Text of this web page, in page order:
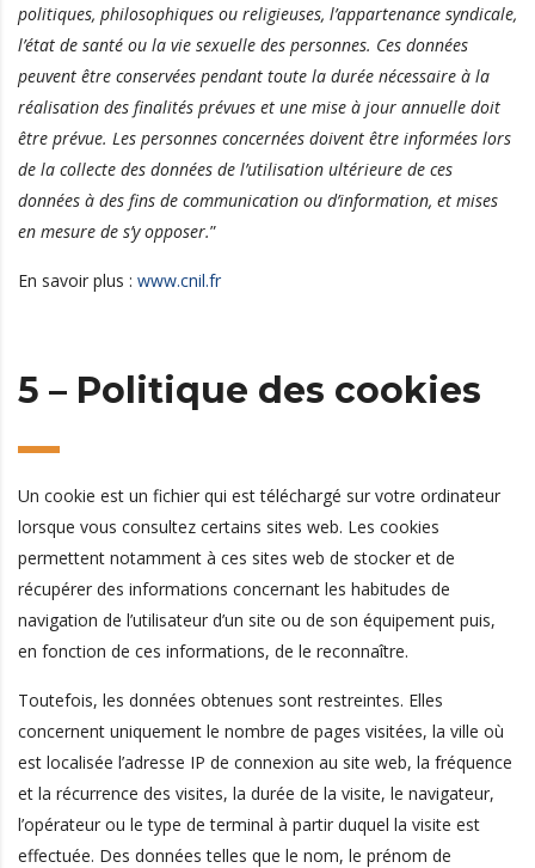
politiques, philosophiques ou religieuses, l’appartenance syndicale,
l’état de santé ou la vie sexuelle des personnes. Ces données
peuvent être conservées pendant toute la durée nécessaire à la
réalisation des finalités prévues et une mise à jour annuelle doit
être prévue. Les personnes concernées doivent être informées lors
de la collecte des données de l’utilisation ultérieure de ces
données à des fins de communication ou d’information, et mises
en mesure de s’y opposer.”
En savoir plus : www.cnil.fr
5 – Politique des cookies
Un cookie est un fichier qui est téléchargé sur votre ordinateur
lorsque vous consultez certains sites web. Les cookies
permettent notamment à ces sites web de stocker et de
récupérer des informations concernant les habitudes de
navigation de l’utilisateur d’un site ou de son équipement puis,
en fonction de ces informations, de le reconnaître.
Toutefois, les données obtenues sont restreintes. Elles
concernent uniquement le nombre de pages visitées, la ville où
est localisée l’adresse IP de connexion au site web, la fréquence
et la récurrence des visites, la durée de la visite, le navigateur,
l’opérateur ou le type de terminal à partir duquel la visite est
effectuée. Des données telles que le nom, le prénom de